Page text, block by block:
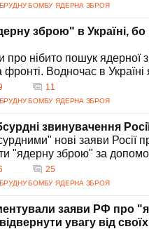
БОМБУ ЯДЕРНА ЗБРОЯ
зброю" в Україні, бо
нібито пошук ядерної
фронті. Водночас в
11
БОМБУ ЯДЕРНА ЗБРОЯ
звинувачення
нові заяви Росії
"ядерну зброю" за
25
БОМБУ ЯДЕРНА ЗБРОЯ
заяви РФ про
увагу від